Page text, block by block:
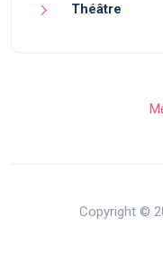
Théâtre
Copyright ©